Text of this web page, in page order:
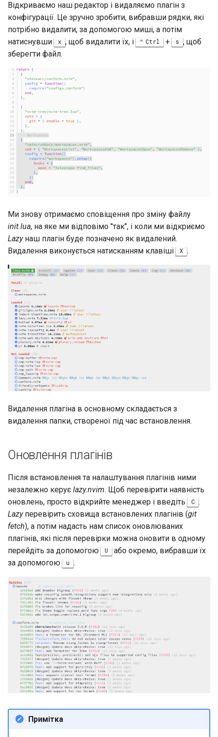
Відкриваємо наш редактор і видаляємо плагін з
конфігурації. Це зручно зробити, вибравши рядки, які
потрібно видалити, за допомогою миші, а потім
натиснувши
x , щоб видалити їх, і Ctrl + s , щоб
зберегти файл.
Ми знову отримаємо сповіщення про зміну файлу
init.lua, на яке ми відповімо "так", і коли ми відкриємо
Lazyнаш плагін буде позначено як видалений.
Видалення виконується натисканням клавіші
X .
Видалення плагіна в основному складається з
видалення папки, створеної під час встановлення.
Оновлення плагінів
Після встановлення та налаштування плагінів ними
незалежно керує lazy.nvim. Щоб перевірити наявність
оновлень, просто відкрийте менеджер і введіть
C .
Lazyперевірить сховища встановлених плагінів (git
fetch), а потім надасть нам список оновлюваних
плагінів, які після перевірки можна оновити в одному
перейдіть за допомогою
U
або окремо, вибравши їх
за допомогою
u .
Примітка